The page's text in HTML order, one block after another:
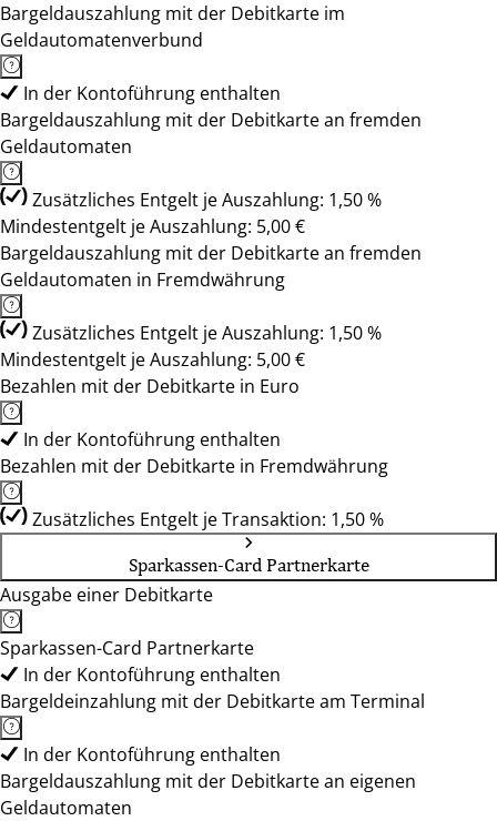
Bargeldauszahlung mit der Debitkarte im
Geldautomatenverbund
In der Kontoführung enthalten
Bargeldauszahlung mit der Debitkarte an fremden
Geldautomaten
Zusätzliches Entgelt je Auszahlung: 1,50 %
Mindestentgelt je Auszahlung: 5,00 €
Bargeldauszahlung mit der Debitkarte an fremden
Geldautomaten in Fremdwährung
Zusätzliches Entgelt je Auszahlung: 1,50 %
Mindestentgelt je Auszahlung: 5,00 €
Bezahlen mit der Debitkarte in Euro
In der Kontoführung enthalten
Bezahlen mit der Debitkarte in Fremdwährung
Zusätzliches Entgelt je Transaktion: 1,50 %
Sparkassen-Card Partnerkarte
Ausgabe einer Debitkarte
Sparkassen-Card Partnerkarte
In der Kontoführung enthalten
Bargeldeinzahlung mit der Debitkarte am Terminal
In der Kontoführung enthalten
Bargeldauszahlung mit der Debitkarte an eigenen
Geldautomaten